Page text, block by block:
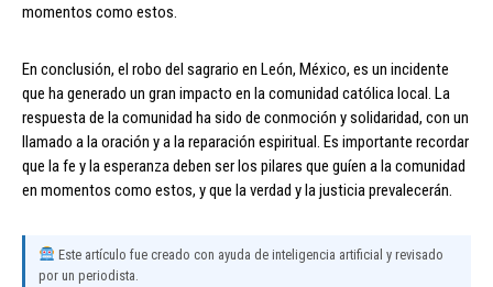
momentos como estos.
En conclusión, el robo del sagrario en León, México, es un incidente
que ha generado un gran impacto en la comunidad católica local. La
respuesta de la comunidad ha sido de conmoción y solidaridad, con un
llamado a la oración y a la reparación espiritual. Es importante recordar
que la fe y la esperanza deben ser los pilares que guíen a la comunidad
en momentos como estos, y que la verdad y la justicia prevalecerán.
Este artículo fue creado con ayuda de inteligencia artificial y revisado
por un periodista.